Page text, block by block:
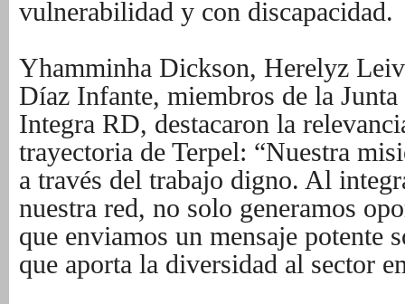
vulnerabilidad y con discapacidad.
Yhamminha Dickson, Herelyz
Díaz Infante, miembros de la
Integra RD, destacaron la
trayectoria de Terpel: “Nuestra
a través del trabajo digno. Al
nuestra red, no solo generamos
que enviamos un mensaje potente
que aporta la diversidad al sector